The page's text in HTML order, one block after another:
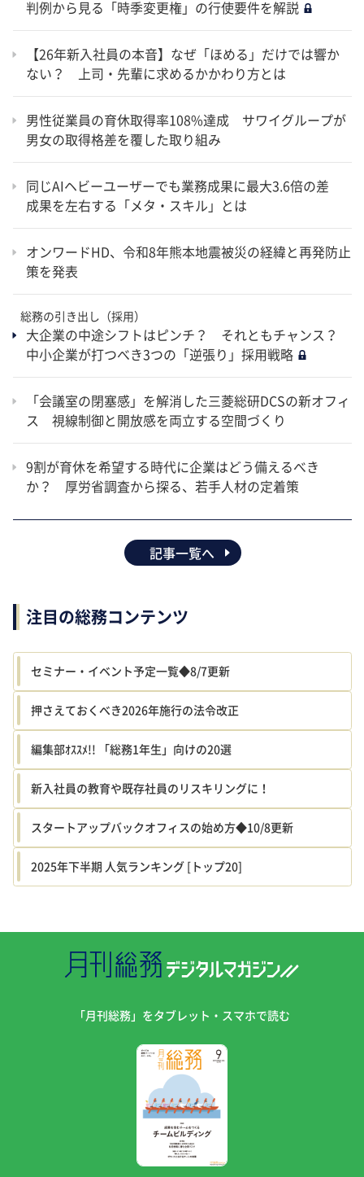
判例から見る「時季変更権」の行使要件を解説
【26年新入社員の本音】なぜ「ほめる」だけでは響か
ない？ 上司・先輩に求めるかかわり方とは
男性従業員の育休取得率108%達成 サワイグループが
男女の取得格差を覆した取り組み
同じAIヘビーユーザーでも業務成果に最大3.6倍の差
成果を左右する「メタ・スキル」とは
オンワードHD、令和8年熊本地震被災の経緯と再発防止
策を発表
総務の引き出し（採用）
大企業の中途シフトはピンチ？ それともチャンス？
中小企業が打つべき3つの「逆張り」採用戦略
「会議室の閉塞感」を解消した三菱総研DCSの新オフィ
ス 視線制御と開放感を両立する空間づくり
9割が育休を希望する時代に企業はどう備えるべき
か？ 厚労省調査から探る、若手人材の定着策
記事一覧へ
注目の総務コンテンツ
セミナー・イベント予定一覧◆8/7更新
押さえておくべき2026年施行の法令改正
編集部ｵｽｽﾒ!! 「総務1年生」向けの20選
新入社員の教育や既存社員のリスキリングに！
スタートアップバックオフィスの始め方◆10/8更新
2025年下半期 人気ランキング [トップ20]
「月刊総務」をタブレット・スマホで読む